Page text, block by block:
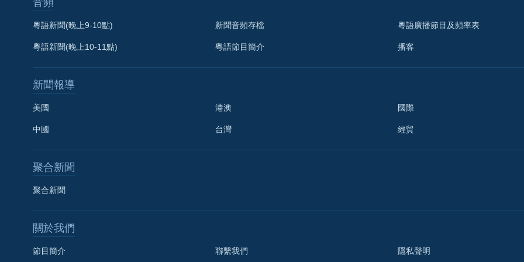
音頻
粵語新聞(晚上9-10點)
粵語新聞(晚上10-11點)
新聞音頻存檔
粵語節目簡介
粵語廣播節目及頻率表
播客
新聞報導
美國
中國
港澳
台灣
國際
經貿
聚合新聞
聚合新聞
關於我們
節目簡介 聯繫我們 隱私聲明